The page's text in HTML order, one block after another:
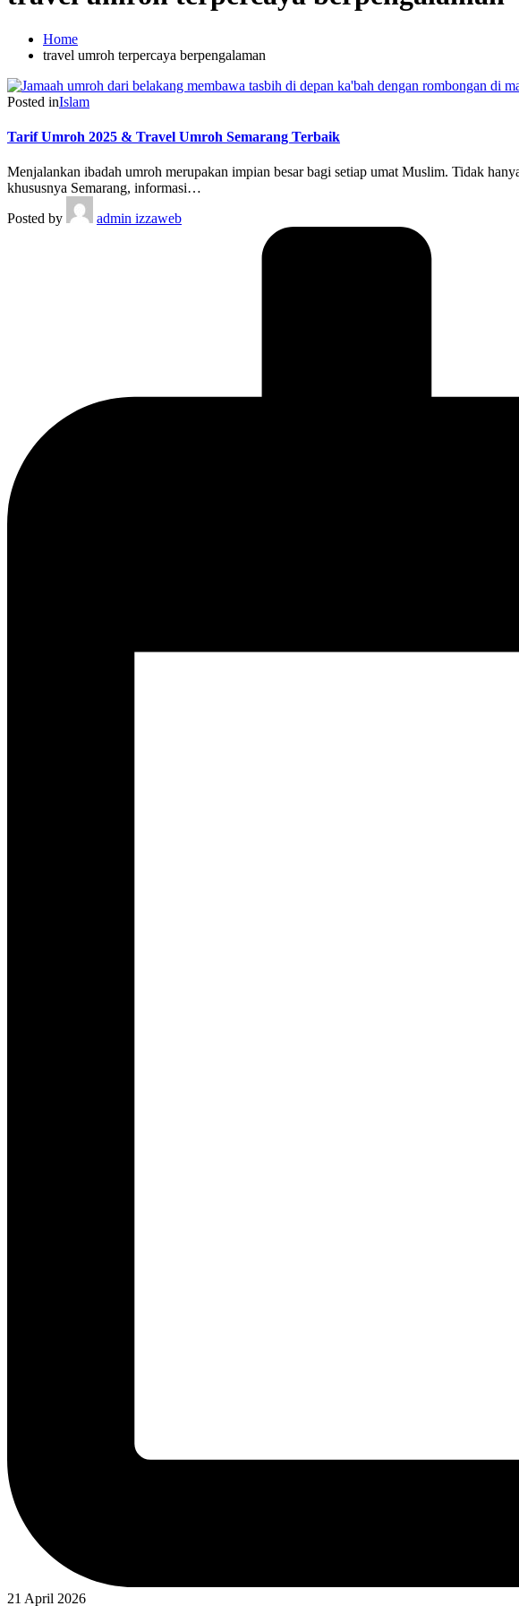
Home
travel umroh terpercaya berpengalaman
Posted inIslam
Tarif Umroh 2025 & Travel Umroh Semarang Terbaik
Menjalankan ibadah umroh merupakan impian besar bagi setiap umat Muslim. Tidak
khususnya Semarang, informasi…
Posted by
admin izzaweb
21 April 2026